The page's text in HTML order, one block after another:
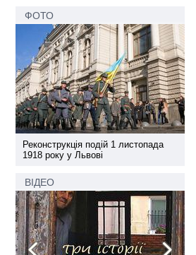
ФОТО
Реконструкція подій 1 листопада
1918 року у Львові
ВІДЕО